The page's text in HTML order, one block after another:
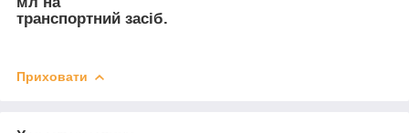
транспортний засіб.
Приховати